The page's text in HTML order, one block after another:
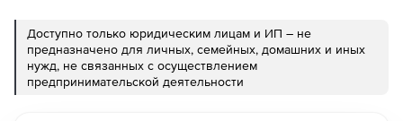
Доступно только юридическим лицам и ИП – не
предназначено для личных, семейных, домашних и иных
нужд, не связанных с осуществлением
предпринимательской деятельности